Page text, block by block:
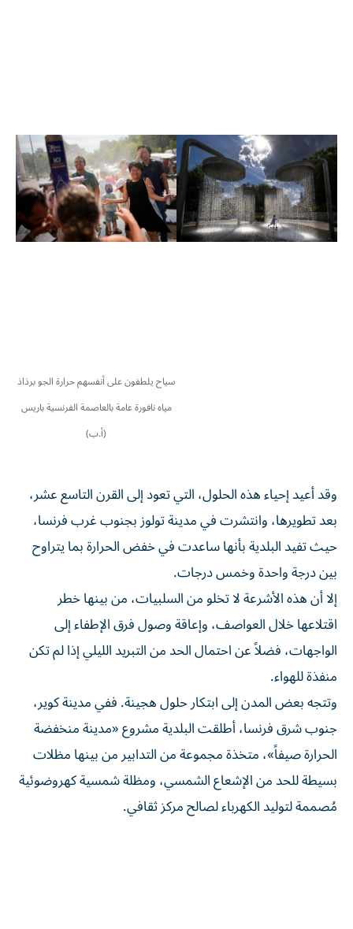
سياح يلطفون على أنفسهم حرارة الجو برذاذ
مياه نافورة عامة بالعاصمة الفرنسية باريس
(أ.ب)
وقد أعيد إحياء هذه الحلول، التي تعود إلى القرن التاسع عشر،
بعد تطويرها، وانتشرت في مدينة تولوز بجنوب غرب فرنسا،
حيث تفيد البلدية بأنها ساعدت في خفض الحرارة بما يتراوح
بين درجة واحدة وخمس درجات.
إلا أن هذه الأشرعة لا تخلو من السلبيات، من بينها خطر
اقتلاعها خلال العواصف، وإعاقة وصول فرق الإطفاء إلى
الواجهات، فضلاً عن احتمال الحد من التبريد الليلي إذا لم تكن
منفذة للهواء.
وتتجه بعض المدن إلى ابتكار حلول هجينة. ففي مدينة كوير،
جنوب شرق فرنسا، أطلقت البلدية مشروع «مدينة منخفضة
الحرارة صيفاً»، متخذة مجموعة من التدابير من بينها مظلات
بسيطة للحد من الإشعاع الشمسي، ومظلة شمسية كهروضوئية
مُصممة لتوليد الكهرباء لصالح مركز ثقافي.